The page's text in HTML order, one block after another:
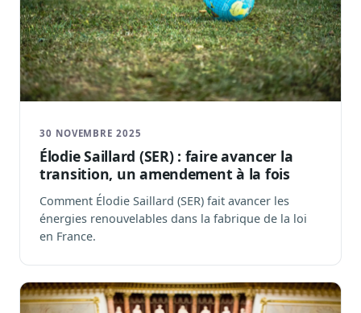
30 NOVEMBRE 2025
Élodie Saillard (SER) : faire avancer la
transition, un amendement à la fois
Comment Élodie Saillard (SER) fait avancer les
énergies renouvelables dans la fabrique de la loi
en France.